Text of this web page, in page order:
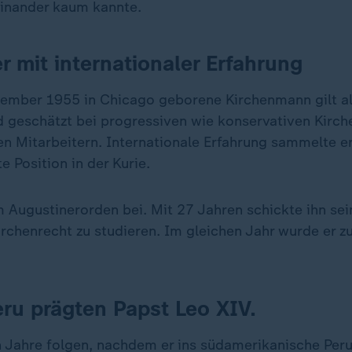
kaum kannte.
mit internationaler Erfahrung
1955 in Chicago geborene Kirchenmann gilt
geschätzt bei progressiven wie konservativen
Mitarbeitern. Internationale Erfahrung sammelte
Position in der Kurie.
Augustinerorden bei. Mit 27 Jahren schickte ihn
zu studieren. Im gleichen Jahr wurde er
prägten Papst Leo XIV.
Jahre folgen, nachdem er ins südamerikanische